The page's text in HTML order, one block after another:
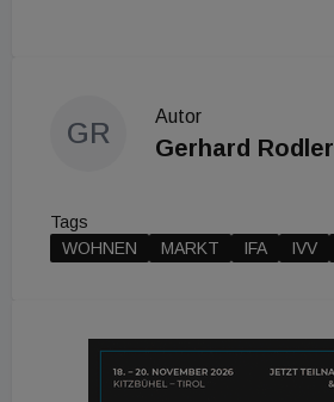
GR
Autor
Gerhard Rodler
Tags
WOHNEN
MARKT IFA IVV